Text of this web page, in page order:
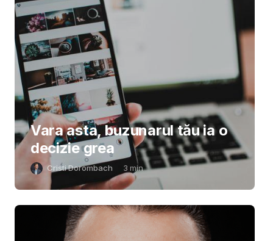
Vara asta, buzunarul tău ia o
decizie grea
Cristi Dorombach 3 min